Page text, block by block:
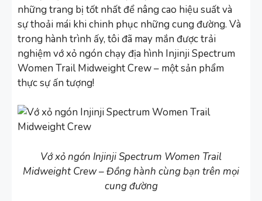
những trang bị tốt nhất để nâng cao hiệu suất và
sự thoải mái khi chinh phục những cung đường. Và
trong hành trình ấy, tôi đã may mắn được trải
nghiệm vớ xỏ ngón chạy địa hình Injinji Spectrum
Women Trail Midweight Crew – một sản phẩm
thực sự ấn tượng!
Vớ xỏ ngón Injinji Spectrum Women Trail
Midweight Crew – Đồng hành cùng bạn trên mọi
cung đường